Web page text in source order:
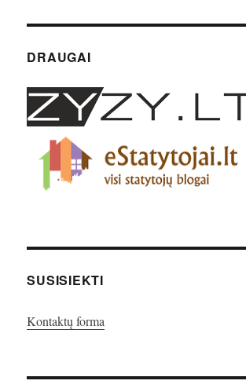
DRAUGAI
SUSISIEKTI
Kontaktų forma